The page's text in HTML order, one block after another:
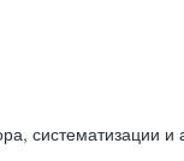
систематизации и